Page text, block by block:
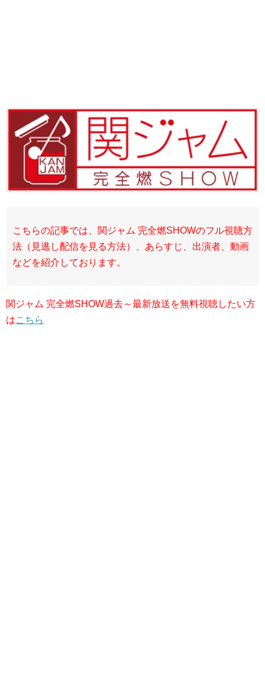
こちらの記事では、関ジャム 完全燃SHOWのフル視聴方
法（見逃し配信を見る方法）、あらすじ、出演者、動画
などを紹介しております。
関ジャム 完全燃SHOW過去～最新放送を無料視聴したい方
はこちら